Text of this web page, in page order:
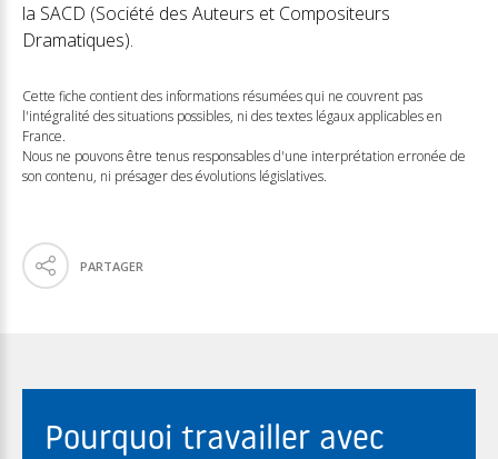
la SACD (Société des Auteurs et Compositeurs
Dramatiques).
Cette fiche contient des informations résumées qui ne couvrent pas
l'intégralité des situations possibles, ni des textes légaux applicables en
France.
Nous ne pouvons être tenus responsables d'une interprétation erronée de
son contenu, ni présager des évolutions législatives.
PARTAGER
Pourquoi travailler avec